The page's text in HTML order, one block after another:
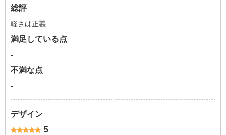
総評
軽さは正義
満足している点
-
不満な点
-
デザイン
5